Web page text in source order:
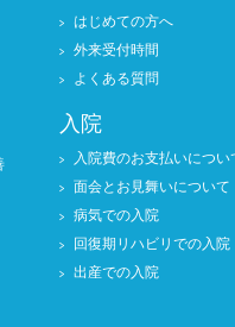
はじめての方へ
外来受付時間
よくある質問
入院
入院費のお支払いについ
面会とお見舞いについて
病気での入院
回復期リハビリでの入院
出産での入院